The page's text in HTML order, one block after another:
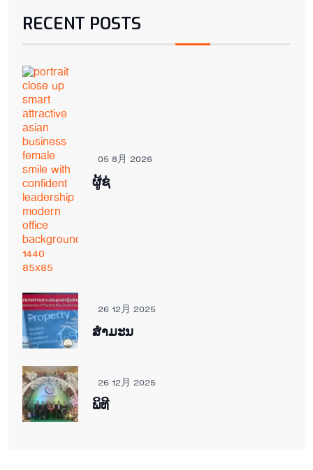
RECENT POSTS
05 8月 2026
ຜູ້ຊ່
26 12月 2025
ສຳມະນ
26 12月 2025
ພິ​ທີ